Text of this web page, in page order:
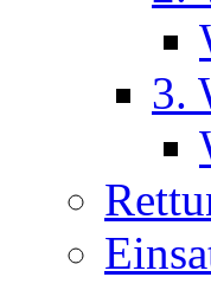
3.